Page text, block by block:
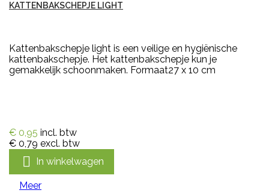
KATTENBAKSCHEPJE LIGHT
Kattenbakschepje light is een veilige en hygiënische
kattenbakschepje. Het kattenbakschepje kun je
gemakkelijk schoonmaken. Formaat27 x 10 cm
€ 0,95 incl. btw
€ 0,79 excl. btw
 In winkelwagen
Meer